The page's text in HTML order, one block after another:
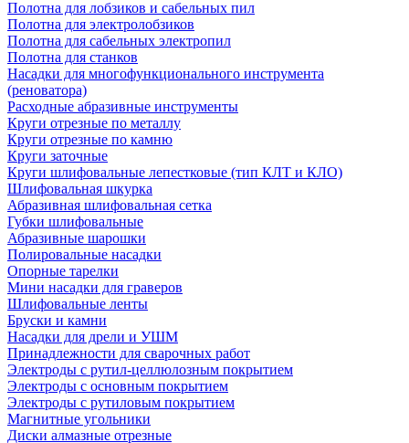
Полотна для лобзиков и сабельных пил
Полотна для электролобзиков
Полотна для сабельных электропил
Полотна для станков
Насадки для многофункционального инструмента
(реноватора)
Расходные абразивные инструменты
Круги отрезные по металлу
Круги отрезные по камню
Круги заточные
Круги шлифовальные лепестковые (тип КЛТ и КЛО)
Шлифовальная шкурка
Абразивная шлифовальная сетка
Губки шлифовальные
Абразивные шарошки
Полировальные насадки
Опорные тарелки
Мини насадки для граверов
Шлифовальные ленты
Бруски и камни
Насадки для дрели и УШМ
Принадлежности для сварочных работ
Электроды с рутил-целлюлозным покрытием
Электроды с основным покрытием
Электроды с рутиловым покрытием
Магнитные угольники
Диски алмазные отрезные